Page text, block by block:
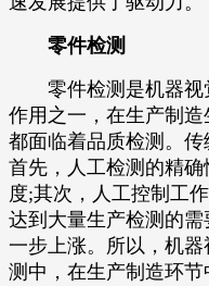
零件检测
零件检测是机器视
作用之一，在生产制
都面临着品质检测。传
首先，人工检测的精
度;其次，人工控制工
达到大量生产检测的
一步上涨。所以，机
测中，在生产制造环